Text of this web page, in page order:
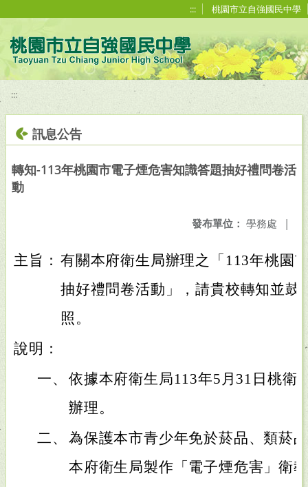
::: 桃園市立自強國民中學
:::
訊息公告
轉知-113年桃園市電子煙危害知識答題抽好禮問卷活
動
發布單位： 學務處 |
主旨： 有關本府衛生局辦理之「113年桃園
抽好禮問卷活動」，請貴校轉知並鼓
照。
說明：
一、 依據本府衛生局113年5月31日桃衛
辦理。
二、 為保護本市青少年免於菸品、類菸
本府衛生局製作「電子煙危害」衛